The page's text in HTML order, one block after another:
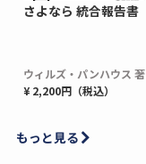
さよなら 統合報告書
ウィルズ・パンハウス 著
¥ 2,200円（税込）
もっと見る